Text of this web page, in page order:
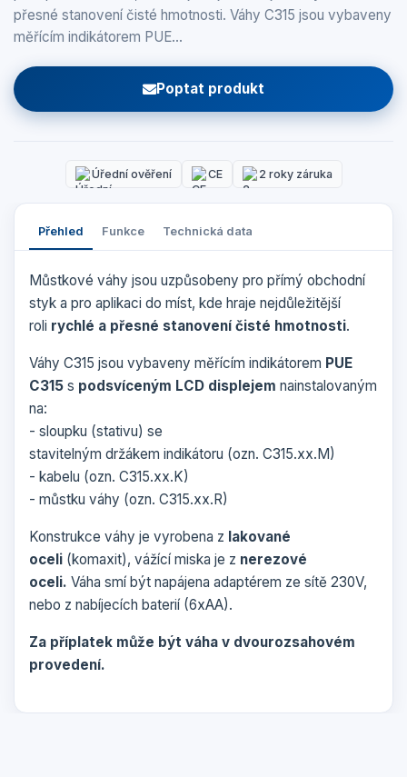
přesné stanovení čisté hmotnosti. Váhy C315 jsou vybaveny
měřícím indikátorem PUE…
Poptat produkt
Úřední ověření CE 2 roky záruka
Přehled Funkce Technická data
Můstkové váhy jsou uzpůsobeny pro přímý obchodní
styk a pro aplikaci do míst, kde hraje nejdůležitější
roli rychlé a přesné stanovení čisté hmotnosti.
Váhy C315 jsou vybaveny měřícím indikátorem PUE
C315 s podsvíceným LCD displejem nainstalovaným
na:
- sloupku (stativu) se
stavitelným držákem indikátoru (ozn. C315.xx.M)
- kabelu (ozn. C315.xx.K)
- můstku váhy (ozn. C315.xx.R)
Konstrukce váhy je vyrobena z lakované
oceli (komaxit), vážící miska je z nerezové
oceli. Váha smí být napájena adaptérem ze sítě 230V,
nebo z nabíjecích baterií (6xAA).
Za příplatek může být váha v dvourozsahovém
provedení.